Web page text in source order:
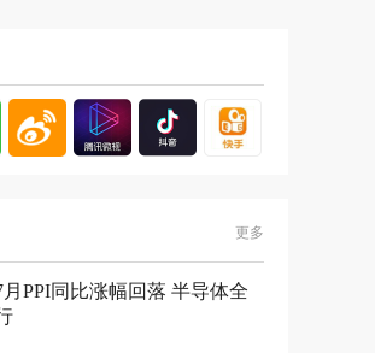
更多
月PPI同比涨幅回落 半导体全